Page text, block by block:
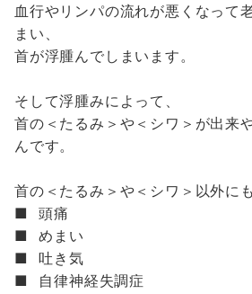
血行やリンパの流れが悪くなって
まい、
首が浮腫んでしまいます。
そして浮腫みによって、
首の＜たるみ＞や＜シワ＞が出来
んです。
首の＜たるみ＞や＜シワ＞以外にも
■ 頭痛
■ めまい
■ 吐き気
■ 自律神経失調症